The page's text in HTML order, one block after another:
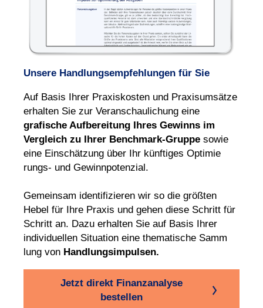
Unsere Handlungsempfehlungen für Sie
Auf Basis Ihrer Praxiskosten und Praxisumsätze
erhalten Sie zur Veranschaulichung eine
grafische Aufbereitung Ihres Gewinns im
Vergleich zu Ihrer Benchmark-Gruppe sowie
eine Einschätzung über Ihr künftiges Optimie
rungs- und Gewinnpotenzial.
Gemeinsam identifizieren wir so die größten
Hebel für Ihre Praxis und gehen diese Schritt für
Schritt an. Dazu erhalten Sie auf Basis Ihrer
individuellen Situation eine thematische Samm
lung von Handlungsimpulsen.
Jetzt direkt Finanzanalyse
bestellen